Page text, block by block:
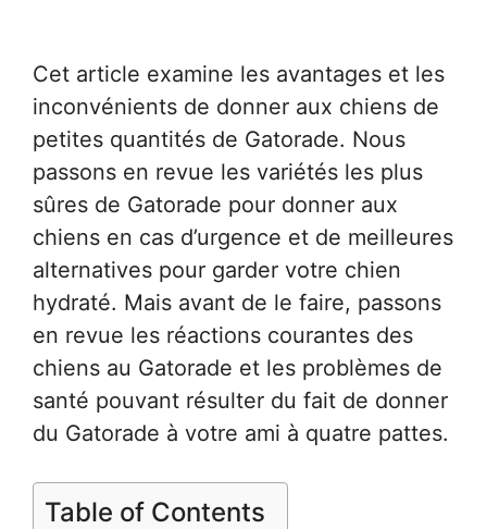
Cet article examine les avantages et les
inconvénients de donner aux chiens de
petites quantités de Gatorade. Nous
passons en revue les variétés les plus
sûres de Gatorade pour donner aux
chiens en cas d’urgence et de meilleures
alternatives pour garder votre chien
hydraté. Mais avant de le faire, passons
en revue les réactions courantes des
chiens au Gatorade et les problèmes de
santé pouvant résulter du fait de donner
du Gatorade à votre ami à quatre pattes.
Table of Contents